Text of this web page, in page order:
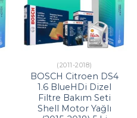
(2011-2018)
BOSCH Citroen DS4
1.6 BlueHDi Dizel
Filtre Bakım Seti
Shell Motor Yağlı